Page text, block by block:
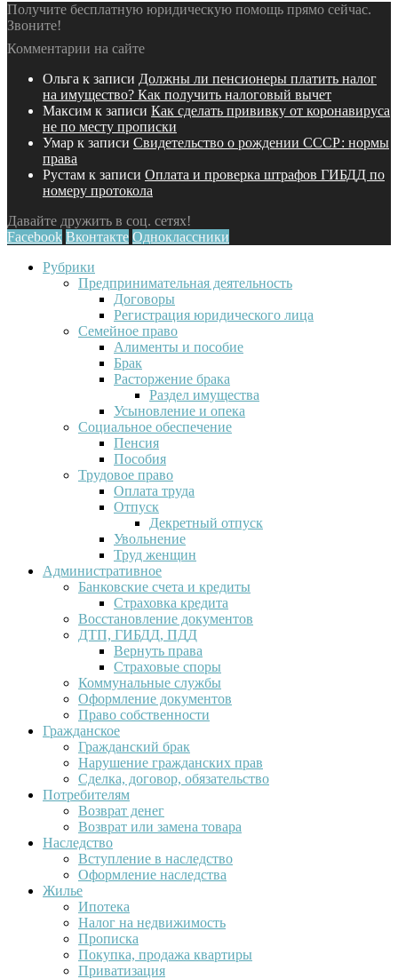
Получите бесплатную юридическую помощь прямо сейчас.
Звоните!
Комментарии на сайте
Ольга к записи Должны ли пенсионеры платить налог
на имущество? Как получить налоговый вычет
Максим к записи Как сделать прививку от коронавируса
не по месту прописки
Умар к записи Свидетельство о рождении СССР: нормы
права
Рустам к записи Оплата и проверка штрафов ГИБДД по
номеру протокола
Давайте дружить в соц. сетях!
Facebook Вконтакте Одноклассники
Рубрики
Предпринимательная деятельность
Договоры
Регистрация юридического лица
Семейное право
Алименты и пособие
Брак
Расторжение брака
Раздел имущества
Усыновление и опека
Социальное обеспечение
Пенсия
Пособия
Трудовое право
Оплата труда
Отпуск
Декретный отпуск
Увольнение
Труд женщин
Административное
Банковские счета и кредиты
Страховка кредита
Восстановление документов
ДТП, ГИБДД, ПДД
Вернуть права
Страховые споры
Коммунальные службы
Оформление документов
Право собственности
Гражданское
Гражданский брак
Нарушение гражданских прав
Сделка, договор, обязательство
Потребителям
Возврат денег
Возврат или замена товара
Наследство
Вступление в наследство
Оформление наследства
Жилье
Ипотека
Налог на недвижимость
Прописка
Покупка, продажа квартиры
Приватизация